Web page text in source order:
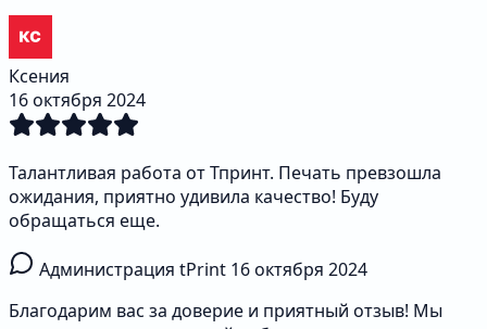
Ксения
16 октября 2024
Талантливая работа от Тпринт. Печать превзошла
ожидания, приятно удивила качество! Буду
обращаться еще.
Администрация tPrint 16 октября 2024
Благодарим вас за доверие и приятный отзыв! Мы